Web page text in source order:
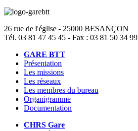
26 rue de l'église - 25000 BESANÇON
Tél. 03 81 47 45 45 - Fax : 03 81 50 34 99
GARE BTT
Présentation
Les missions
Les réseaux
Les membres du bureau
Organigramme
Documentation
CHRS Gare